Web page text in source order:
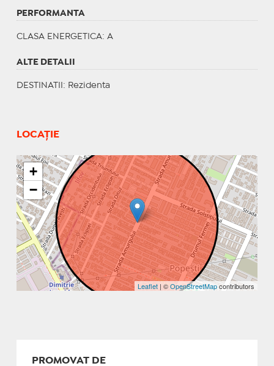
PERFORMANTA
CLASA ENERGETICA: A
ALTE DETALII
DESTINATII : Rezidenta
LOCAȚIE
+
−
Leaflet | ©OpenStreetMapcontributors
PROMOVAT DE